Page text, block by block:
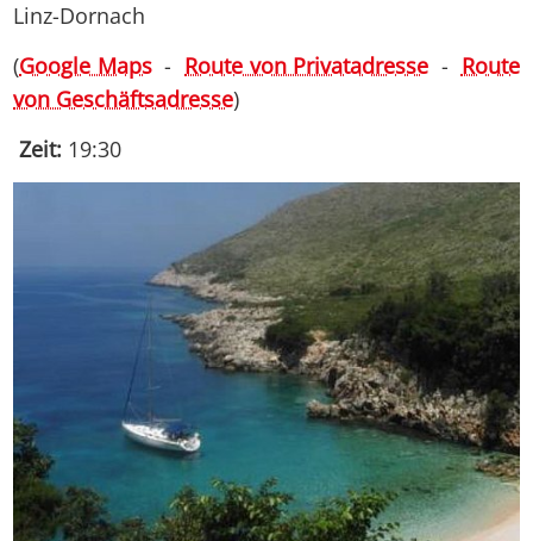
Linz-Dornach
(Google Maps- Route von Privatadresse - Route
von Geschäftsadresse)
Zeit: 19:30